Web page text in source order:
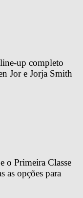
up completo
Jor e Jorja Smith
o Primeira Classe
as opções para